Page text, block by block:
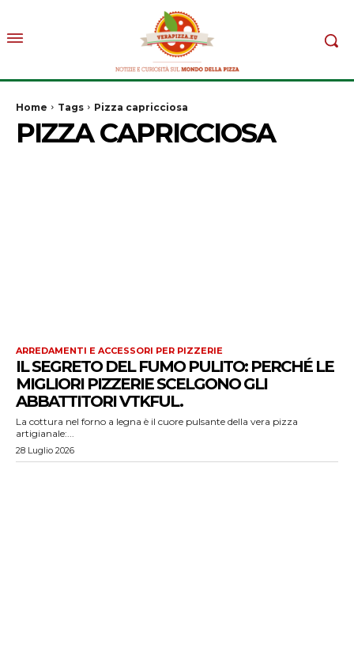
Home Tags Pizza capricciosa
PIZZA CAPRICCIOSA
ARREDAMENTI E ACCESSORI PER PIZZERIE
IL SEGRETO DEL FUMO PULITO: PERCHÉ LE
MIGLIORI PIZZERIE SCELGONO GLI
ABBATTITORI VTKFUL.
La cottura nel forno a legna è il cuore pulsante della vera pizza
artigianale:...
28 Luglio 2026